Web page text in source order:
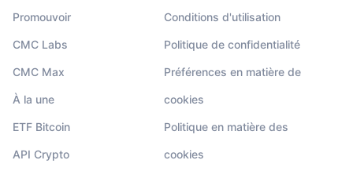
Promouvoir
CMC Labs
CMC Max
À la une
ETF Bitcoin
API Crypto
Conditions d'utilisation
Politique de confidentialité
Préférences en matière de
cookies
Politique en matière des
cookies